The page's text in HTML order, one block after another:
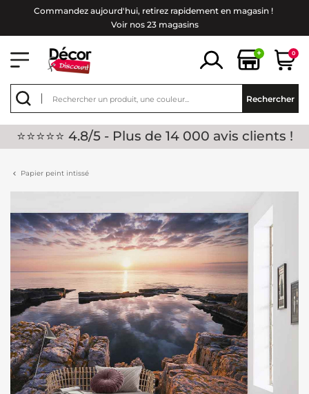
Commandez aujourd'hui, retirez rapidement en magasin !
Voir nos 23 magasins
+ 0
Rechercher
⭐⭐⭐⭐⭐ 4.8/5 - Plus de 14 000 avis clients !
Papier peint intissé